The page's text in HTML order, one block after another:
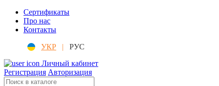
Сертификаты
Про нас
Контакты
УКР |
РУС
Личный кабинет
Регистрация Авторизация